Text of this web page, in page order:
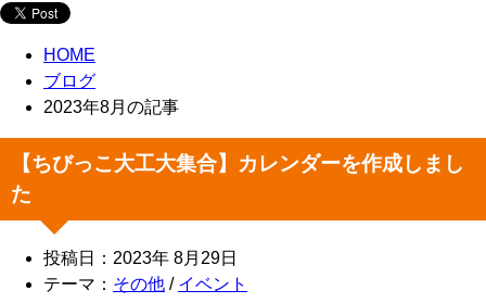
HOME
ブログ
2023年8月の記事
【ちびっこ大工大集合】カレンダーを作成しまし
た
投稿日：2023年 8月29日
テーマ： その他 / イベント